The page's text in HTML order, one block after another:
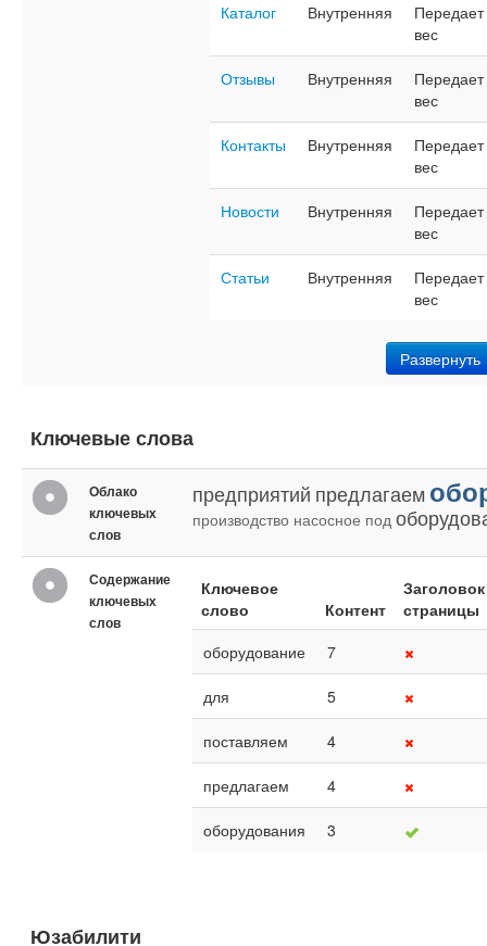
Каталог Внутренняя
Передает
вес
Отзывы Внутренняя
Передает
вес
Контакты Внутренняя
Передает
вес
Новости Внутренняя
Передает
вес
Статьи Внутренняя
Передает
вес
Развернуть
Ключевые слова
Облако
ключевых
слов
предприятий предлагаем
производство насосное под
Содержание
ключевых
слов
Ключевое
слово
Контент
Заголовок
страницы
оборудование
7
для 5
поставляем 4
предлагаем 4
оборудования 3
Юзабилити